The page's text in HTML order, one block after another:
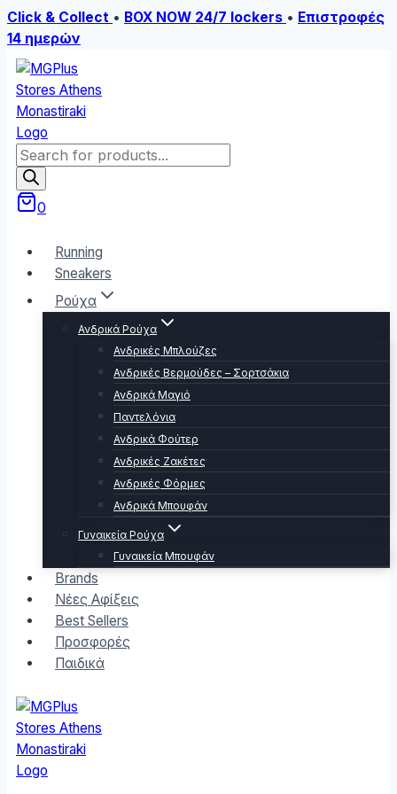
Click & Collect • BOX NOW 24/7 lockers • Επιστροφές
14 ημερών
Skip
to
content
Products
search
0
Running
Sneakers
Ρούχα
Ανδρικά Ρούχα
Ανδρικές Μπλούζες
Ανδρικές Βερμούδες – Σορτσάκια
Ανδρικά Μαγιό
Παντελόνια
Ανδρικά Φούτερ
Ανδρικές Ζακέτες
Ανδρικές Φόρμες
Ανδρικά Μπουφάν
Γυναικεία Ρούχα
Γυναικεία Μπουφάν
Brands
Νέες Αφίξεις
Best Sellers
Προσφορές
Παιδικά